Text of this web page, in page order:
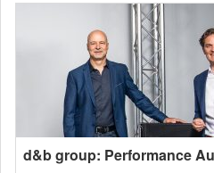
d&b group: Performance